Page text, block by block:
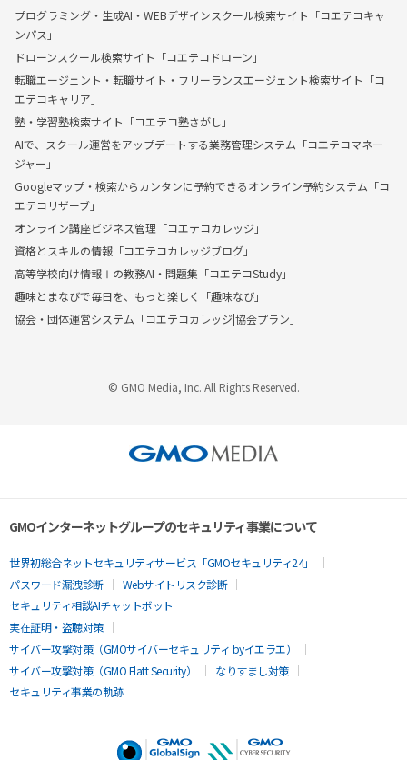
プログラミング・生成AI・WEBデザインスクール検索サイト「コエテコキャ
ンパス」
ドローンスクール検索サイト「コエテコドローン」
転職エージェント・転職サイト・フリーランスエージェント検索サイト「コ
エテコキャリア」
塾・学習塾検索サイト「コエテコ塾さがし」
AIで、スクール運営をアップデートする業務管理システム「コエテコマネー
ジャー」
Googleマップ・検索からカンタンに予約できるオンライン予約システム「コ
エテコリザーブ」
オンライン講座ビジネス管理「コエテコカレッジ」
資格とスキルの情報「コエテコカレッジブログ」
高等学校向け情報Ⅰの教務AI・問題集「コエテコStudy」
趣味とまなびで毎日を、もっと楽しく「趣味なび」
協会・団体運営システム「コエテコカレッジ|協会プラン」
© GMO Media, Inc. All Rights Reserved.
GMOインターネットグループのセキュリティ事業について
世界初総合ネットセキュリティサービス「GMOセキュリティ24」
パスワード漏洩診断
Webサイトリスク診断
セキュリティ相談AIチャットボット
実在証明・盗聴対策
サイバー攻撃対策（GMOサイバーセキュリティ byイエラエ）
サイバー攻撃対策（GMO Flatt Security）
なりすまし対策
セキュリティ事業の軌跡